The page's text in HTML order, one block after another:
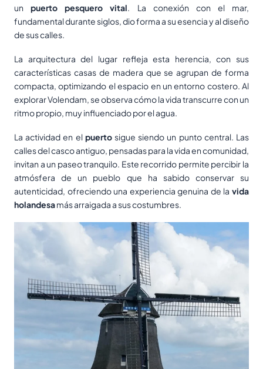
unpuerto pesquero vital. La conexión con el mar,
fundamental durante siglos, dio forma a su esencia y al diseño
de sus calles.
La arquitectura del lugar refleja esta herencia, con sus
características casas de madera que se agrupan de forma
compacta, optimizando el espacio en un entorno costero. Al
explorar Volendam, se observa cómo la vida transcurre con un
ritmo propio, muy influenciado por el agua.
La actividad en el puertosigue siendo un punto central. Las
calles del casco antiguo, pensadas para la vida en comunidad,
invitan a un paseo tranquilo. Este recorrido permite percibir la
atmósfera de un pueblo que ha sabido conservar su
autenticidad, ofreciendo una experiencia genuina de la vida
holandesamás arraigada a sus costumbres.